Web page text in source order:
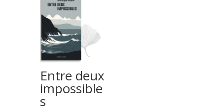
Entre deux
impossible
s